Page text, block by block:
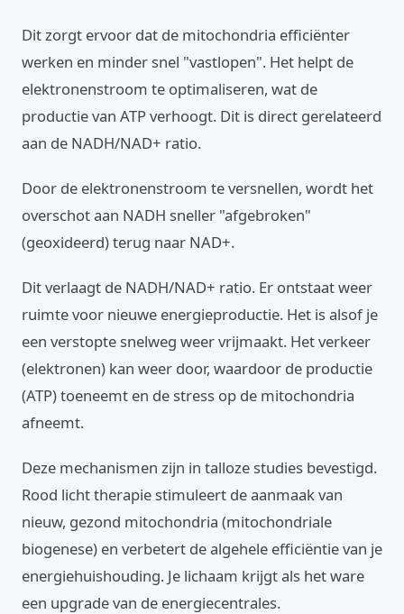
Dit zorgt ervoor dat de mitochondria efficiënter
werken en minder snel "vastlopen". Het helpt de
elektronenstroom te optimaliseren, wat de
productie van ATP verhoogt. Dit is direct gerelateerd
aan de NADH/NAD+ ratio.
Door de elektronenstroom te versnellen, wordt het
overschot aan NADH sneller "afgebroken"
(geoxideerd) terug naar NAD+.
Dit verlaagt de NADH/NAD+ ratio. Er ontstaat weer
ruimte voor nieuwe energieproductie. Het is alsof je
een verstopte snelweg weer vrijmaakt. Het verkeer
(elektronen) kan weer door, waardoor de productie
(ATP) toeneemt en de stress op de mitochondria
afneemt.
Deze mechanismen zijn in talloze studies bevestigd.
Rood licht therapie stimuleert de aanmaak van
nieuw, gezond mitochondria (mitochondriale
biogenese) en verbetert de algehele efficiëntie van je
energiehuishouding. Je lichaam krijgt als het ware
een upgrade van de energiecentrales.